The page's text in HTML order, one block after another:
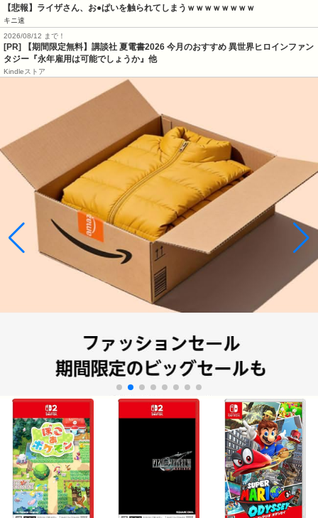
【悲報】ライザさん、お●ぱいを触られてしまうｗｗｗｗｗｗｗｗ
キニ速
2026/08/12 まで！
[PR] 【期間限定無料】講談社 夏電書2026 今月のおすすめ 異世界ヒロインファン
タジー『永年雇用は可能でしょうか』他
Kindleストア